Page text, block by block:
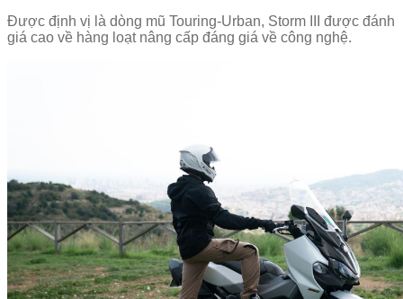
Được định vị là dòng mũ Touring-Urban, Storm III được đánh
giá cao về hàng loạt nâng cấp đáng giá về công nghệ.